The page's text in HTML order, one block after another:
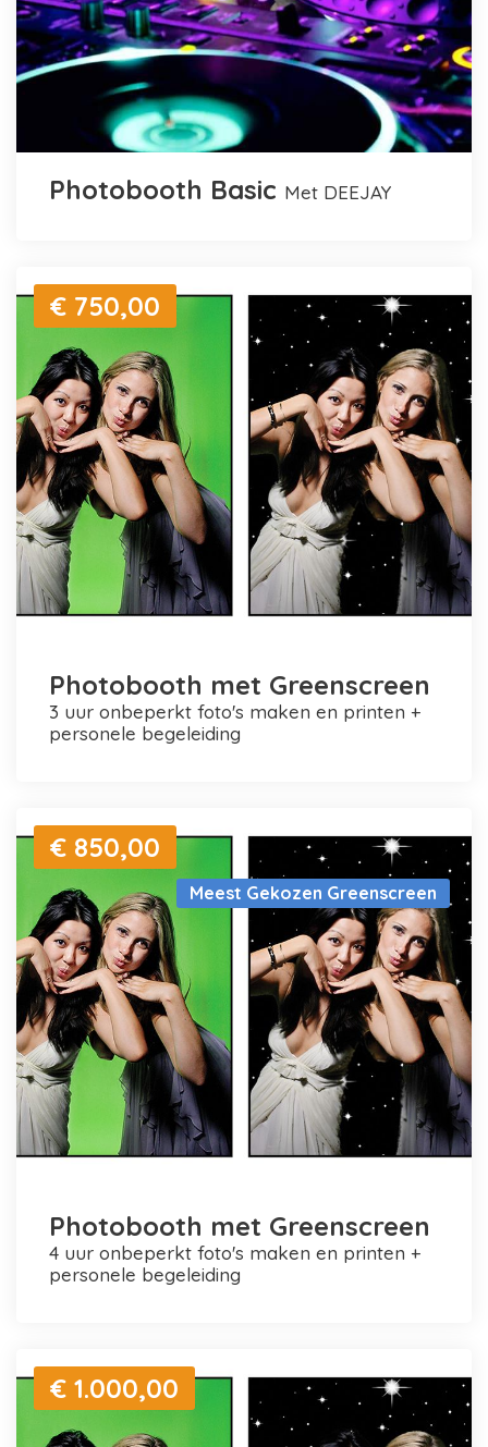
Photobooth Basic met DEEJAY
€ 750,00
Photobooth met Greenscreen
3 uur onbeperkt foto's maken en printen +
personele begeleiding
Meest Gekozen Greenscreen
€ 850,00
Photobooth met Greenscreen
4 uur onbeperkt foto's maken en printen +
personele begeleiding
€ 1.000,00